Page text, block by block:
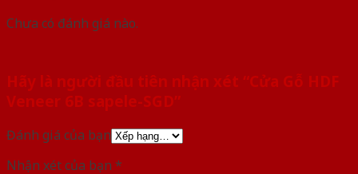
Chưa có đánh giá nào.
Hãy là người đầu tiên nhận xét “Cửa Gỗ HDF
Veneer 6B sapele-SGD”
Đánh giá của bạn
Nhận xét của bạn *